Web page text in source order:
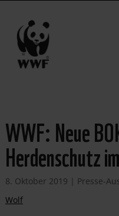
WWF: Neue
Herdenschutz
8. Oktober 2019 | Presse-
Wolf